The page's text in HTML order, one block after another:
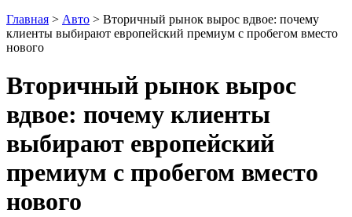
Главная > Авто > Вторичный рынок вырос вдвое: почему
клиенты выбирают европейский премиум с пробегом вместо
нового
Вторичный рынок вырос
вдвое: почему клиенты
выбирают европейский
премиум с пробегом вместо
нового